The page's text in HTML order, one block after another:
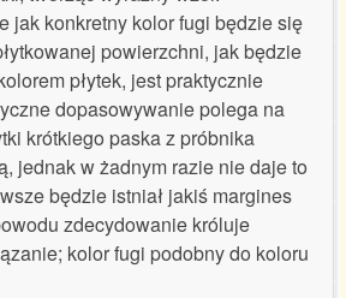
jak konkretny kolor fugi będzie się
powierzchni, jak będzie
płytek, jest praktycznie
dopasowywanie polega na
krótkiego paska z próbnika
jednak w żadnym razie nie daje to
będzie istniał jakiś margines
zdecydowanie króluje
kolor fugi podobny do koloru